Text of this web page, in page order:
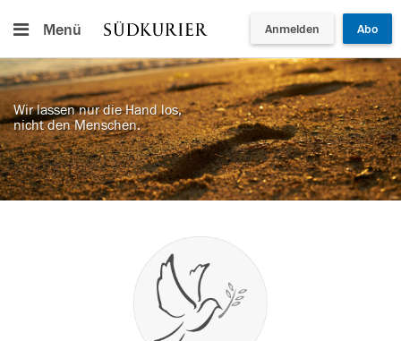
Menü Anmelden Abo
Wir lassen nur die Hand los,
nicht den Menschen.